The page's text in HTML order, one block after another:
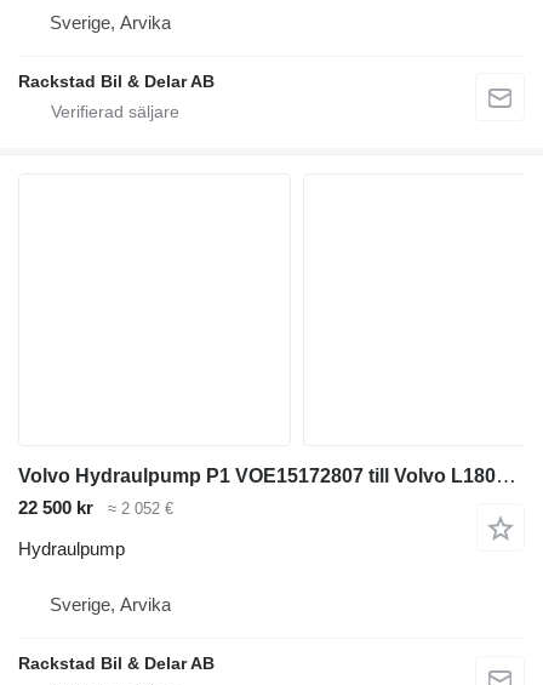
Sverige, Arvika
Rackstad Bil & Delar AB
Volvo Hydraulpump P1 VOE15172807 till Volvo L180G hjullastare
22 500 kr ≈ 2 052 €
Hydraulpump
Sverige, Arvika
Rackstad Bil & Delar AB